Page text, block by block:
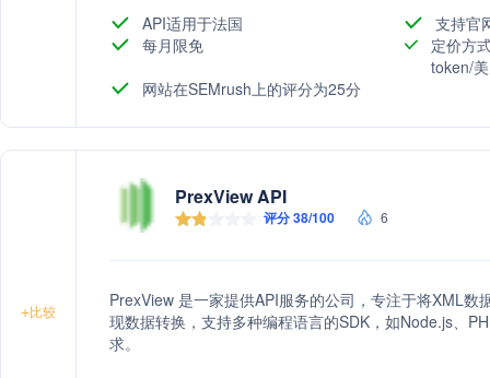
API适用于法国
支持官
每月限免
定价方
token/
网站在SEMrush上的评分为25分
+比较
PrexView API
评分 38/100 6
PrexView 是一家提供API服务的公司，专注于将XML
现数据转换，支持多种编程语言的SDK，如Node.js、
求。